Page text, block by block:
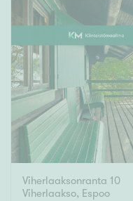
Muut
Hinta
000
Pinta-ala
Asuinpinta-ala
Viherlaaksonranta 10
Viherlaakso, Espoo